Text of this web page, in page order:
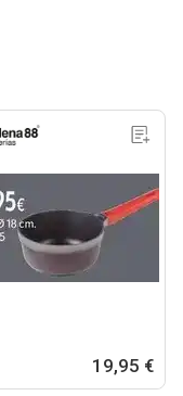
19,95 €